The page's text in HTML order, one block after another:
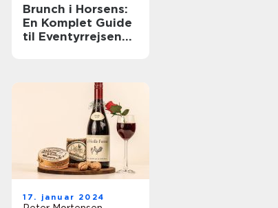
Brunch i Horsens:
En Komplet Guide
til Eventyrrejsende
17. januar 2024